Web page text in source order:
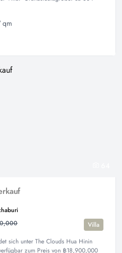
qm
Villa
sich unter The Clouds Hua Hinin
zum Preis von ฿18,900,000